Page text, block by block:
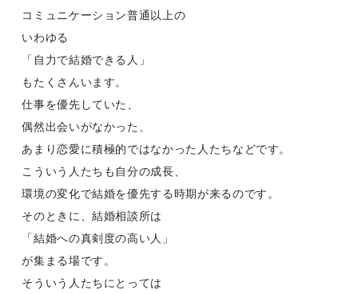
コミュニケーション普通以上の
いわゆる
「自力で結婚できる人」
もたくさんいます。
仕事を優先していた、
偶然出会いがなかった、
あまり恋愛に積極的ではなかった人たちなどです。
こういう人たちも自分の成長、
環境の変化で結婚を優先する時期が来るのです。
そのときに、結婚相談所は
「結婚への真剣度の高い人」
が集まる場です。
そういう人たちにとっては